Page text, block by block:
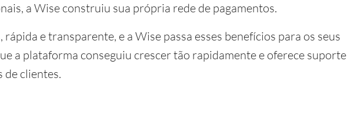
a Wise construiu sua própria rede de pagamentos.
rápida e transparente, e a Wise passa esses benefícios para os seus
a plataforma conseguiu crescer tão rapidamente e oferece suporte
de clientes.